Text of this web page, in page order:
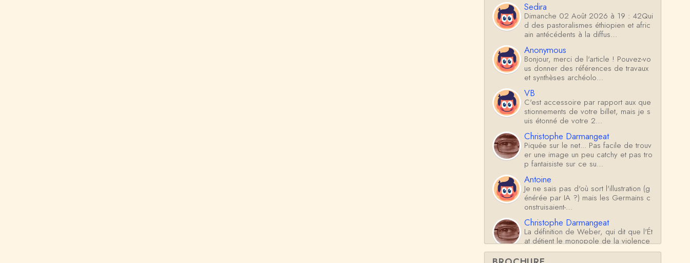
Sedira
Dimanche 02 Août 2026 à 19 : 42Qui
d des pastoralismes éthiopien et afric
ain antécédents à la diffus…
Anonymous
Bonjour, merci de l'article ! Pouvez-vo
us donner des références de travaux
et synthèses archéolo…
VB
C'est accessoire par rapport aux que
stionnements de votre billet, mais je s
uis étonné de votre 2…
Christophe Darmangeat
Piquée sur le net... Pas facile de trouv
er une image un peu catchy et pas tro
p fantaisiste sur ce su…
Antoine
Je ne sais pas d'où sort l'illustration (g
énérée par IA ?) mais les Germains c
onstruisaient-…
Christophe Darmangeat
La définition de Weber, qui dit que l'Ét
at détient le monopole de la violence
*légitime* répond …